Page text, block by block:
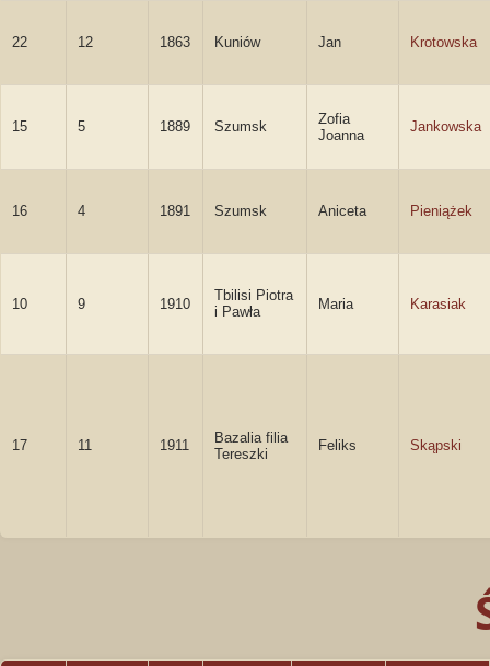
22 12 1863 Kuniów Jan Krotowska
15 5 1889 Szumsk
Zofia
Joanna
Jankowska
16 4 1891 Szumsk Aniceta Pieniążek
10 9 1910
Tbilisi Piotra
i Pawła
Maria Karasiak
17 11 1911
Bazalia filia
Tereszki
Feliks Skąpski